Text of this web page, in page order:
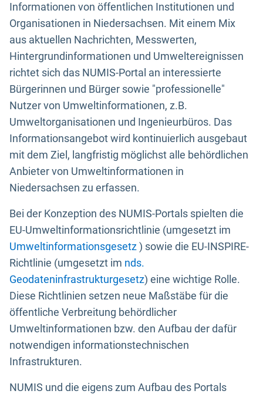
Informationen von öffentlichen Institutionen und
Organisationen in Niedersachsen. Mit einem Mix
aus aktuellen Nachrichten, Messwerten,
Hintergrundinformationen und Umweltereignissen
richtet sich das NUMIS-Portal an interessierte
Bürgerinnen und Bürger sowie "professionelle"
Nutzer von Umweltinformationen, z.B.
Umweltorganisationen und Ingenieurbüros. Das
Informationsangebot wird kontinuierlich ausgebaut
mit dem Ziel, langfristig möglichst alle behördlichen
Anbieter von Umweltinformationen in
Niedersachsen zu erfassen.
Bei der Konzeption des NUMIS-Portals spielten die
EU-Umweltinformationsrichtlinie (umgesetzt im
Umweltinformationsgesetz) sowie die EU-INSPIRE-
Richtlinie (umgesetzt im nds.
Geodateninfrastrukturgesetz) eine wichtige Rolle.
Diese Richtlinien setzen neue Maßstäbe für die
öffentliche Verbreitung behördlicher
Umweltinformationen bzw. den Aufbau der dafür
notwendigen informationstechnischen
Infrastrukturen.
NUMIS und die eigens zum Aufbau des Portals